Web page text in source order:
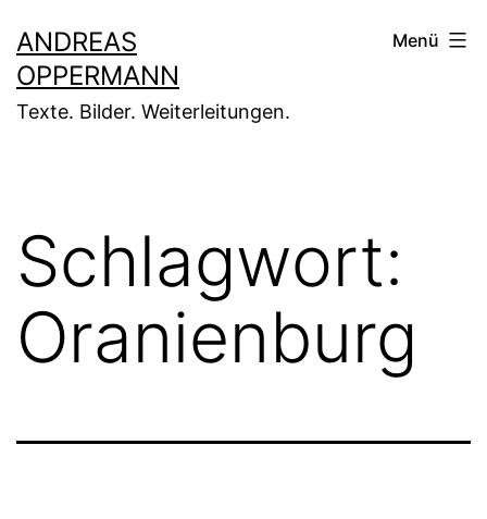
Inhalt
springen
ANDREAS
OPPERMANN
Texte. Bilder. Weiterleitungen.
Menü
Schlagwort:
Oranienburg